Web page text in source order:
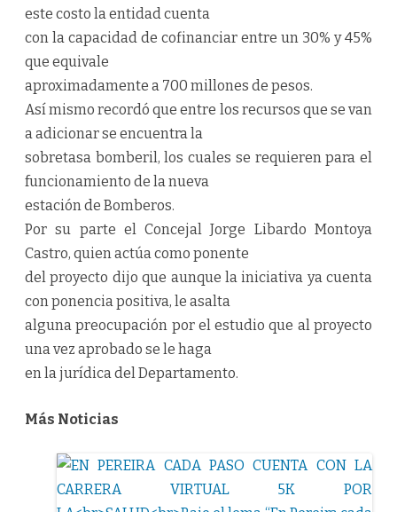
este costo la entidad cuenta
con la capacidad de cofinanciar entre un 30% y 45%
que equivale
aproximadamente a 700 millones de pesos.
Así mismo recordó que entre los recursos que se van
a adicionar se encuentra la
sobretasa bomberil, los cuales se requieren para el
funcionamiento de la nueva
estación de Bomberos.
Por su parte el Concejal Jorge Libardo Montoya
Castro, quien actúa como ponente
del proyecto dijo que aunque la iniciativa ya cuenta
con ponencia positiva, le asalta
alguna preocupación por el estudio que al proyecto
una vez aprobado se le haga
en la jurídica del Departamento.
Más Noticias